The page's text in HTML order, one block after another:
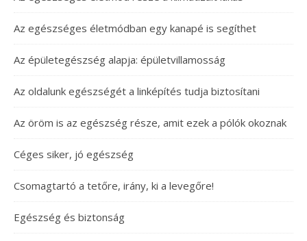
Az egészséges életmódban egy kanapé is segíthet
Az épületegészség alapja: épületvillamosság
Az oldalunk egészségét a linképítés tudja biztosítani
Az öröm is az egészség része, amit ezek a pólók okoznak
Céges siker, jó egészség
Csomagtartó a tetőre, irány, ki a levegőre!
Egészség és biztonság